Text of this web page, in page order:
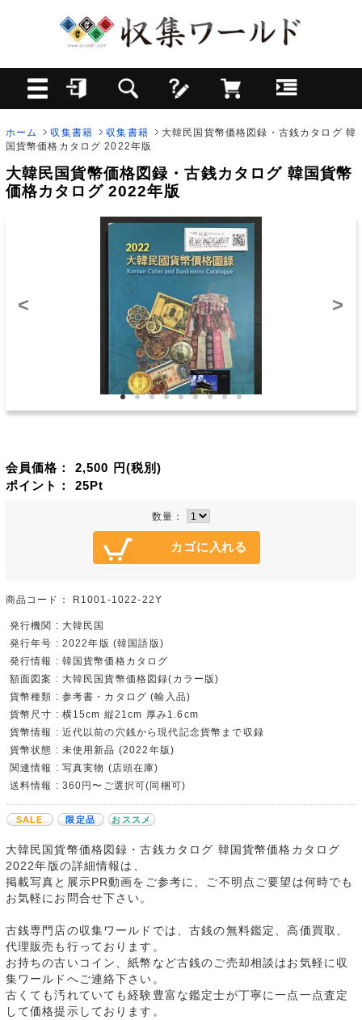
ホーム 収集書籍 収集書籍
大韓民国貨幣価格図録・古銭カタログ 韓
国貨幣価格カタログ 2022年版
大韓民国貨幣価格図録・古銭カタログ 韓国貨幣
価格カタログ 2022年版
< >
会員価格： 2,500 円(税別)
ポイント： 25Pt
数量：
商品コード： R1001-1022-22Y
発行機関 : 大韓民国
発行年号 : 2022年版 (韓国語版)
発行情報 : 韓国貨幣価格カタログ
額面図案 : 大韓民国貨幣価格図録(カラー版)
貨幣種類 : 参考書・カタログ (輸入品)
貨幣尺寸 : 横15cm 縦21cm 厚み1.6cm
貨幣情報 : 近代以前の穴銭から現代記念貨幣まで収録
貨幣状態 : 未使用新品 (2022年版)
関連情報 : 写真実物 (店頭在庫)
送料情報 : 360円〜ご選択可(同梱可)
SALE 限定品 おススメ
大韓民国貨幣価格図録・古銭カタログ 韓国貨幣価格カタログ
2022年版の詳細情報は、
掲載写真と展示PR動画をご参考に、ご不明点ご要望は何時でも
お気軽にお問合せ下さい。
古銭専門店の収集ワールドでは、古銭の無料鑑定、高価買取、
代理販売も行っております。
お持ちの古いコイン、紙幣など古銭のご売却相談はお気軽に収
集ワールドへご連絡下さい。
古くても汚れていても経験豊富な鑑定士が丁寧に一点一点査定
して価格提示しております。